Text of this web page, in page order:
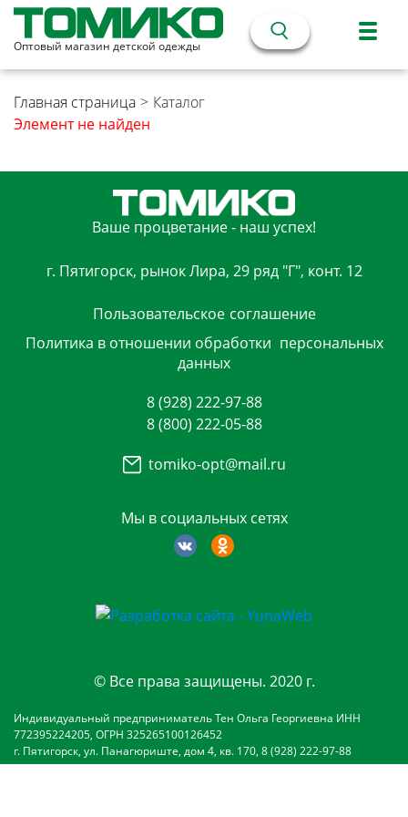
Оптовый магазин детской одежды
Главная страница > Каталог
Элемент не найден
Ваше процветание - наш успех!
г. Пятигорск, рынок Лира, 29 ряд "Г", конт. 12
Пользовательское соглашение
Политика в отношении обработки персональных
данных
Мы в социальных сетях
8 (928) 222-97-88
8 (800) 222-05-88
tomiko-opt@mail.ru
© Все права защищены. 2020 г.
Индивидуальный предприниматель Тен Ольга Георгиевна ИНН
772395224205, ОГРН 325265100126452
г. Пятигорск, ул. Панагюриште, дом 4, кв. 170, 8 (928) 222-97-88